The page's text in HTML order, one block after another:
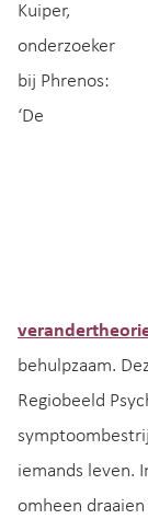
Kuiper,
onderzoeker
bij Phrenos:
‘De
behulpzaam.
Regiobeeld
iemands leven.
omheen